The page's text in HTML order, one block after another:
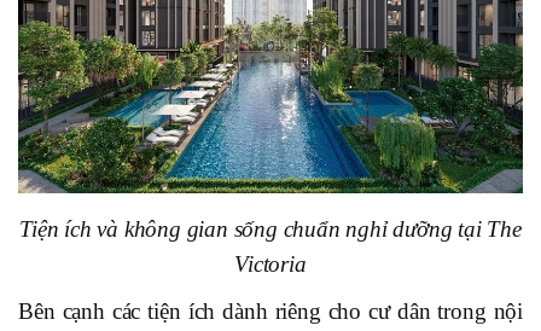
Tiện ích và không gian sống chuẩn nghỉ dưỡng tại The
Victoria
Bên cạnh các tiện ích dành riêng cho cư dân trong nội